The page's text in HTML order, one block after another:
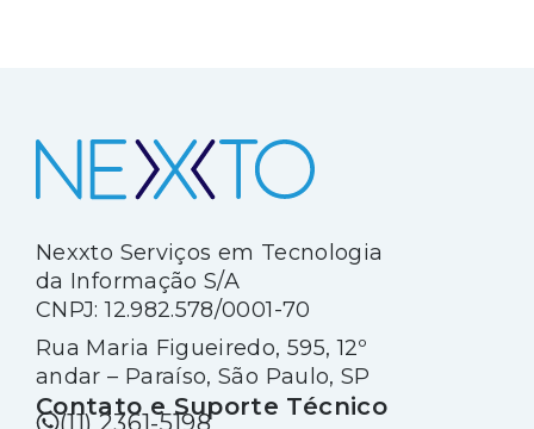
Nexxto Serviços em Tecnologia
da Informação S/A
CNPJ: 12.982.578/0001-70
Rua Maria Figueiredo, 595, 12º
andar – Paraíso, São Paulo, SP
Contato e Suporte Técnico
(11) 2361-5198